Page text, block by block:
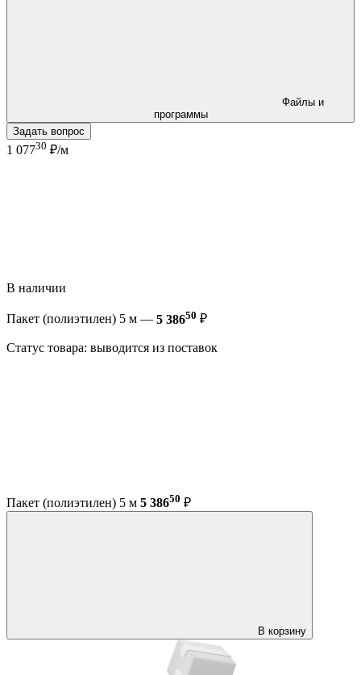
программы
Задать вопрос
1 07730 ₽/м
В наличии
Пакет (полиэтилен) 5 м — 5 38650 ₽
Статус товара: выводится из поставок
Пакет (полиэтилен) 5 м 5 38650 ₽
В корзину